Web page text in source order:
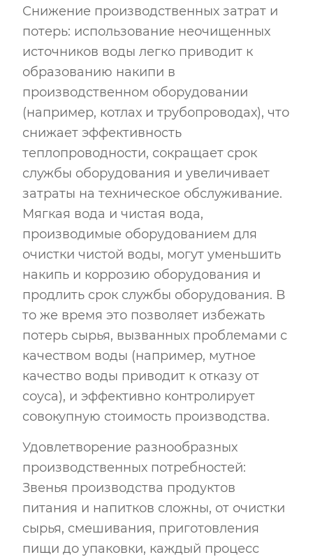
Снижение производственных затрат и
потерь: использование неочищенных
источников воды легко приводит к
образованию накипи в
производственном оборудовании
(например, котлах и трубопроводах), что
снижает эффективность
теплопроводности, сокращает срок
службы оборудования и увеличивает
затраты на техническое обслуживание.
Мягкая вода и чистая вода,
производимые оборудованием для
очистки чистой воды, могут уменьшить
накипь и коррозию оборудования и
продлить срок службы оборудования. В
то же время это позволяет избежать
потерь сырья, вызванных проблемами с
качеством воды (например, мутное
качество воды приводит к отказу от
соуса), и эффективно контролирует
совокупную стоимость производства.
Удовлетворение разнообразных
производственных потребностей:
Звенья производства продуктов
питания и напитков сложны, от очистки
сырья, смешивания, приготовления
пищи до упаковки, каждый процесс